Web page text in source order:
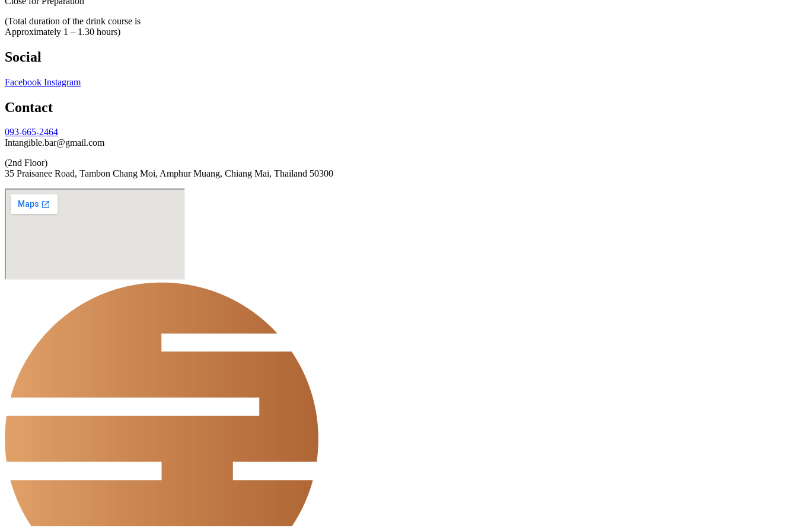
(Total duration of the drink course is
Approximately 1 – 1.30 hours)
Social
Facebook Instagram
Contact
093-665-2464
Intangible.bar@gmail.com
(2nd Floor)
35 Praisanee Road, Tambon Chang Moi, Amphur Muang, Chiang Mai, Thailand 50300